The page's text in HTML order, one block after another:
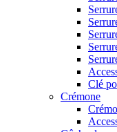
Clé
Crémone